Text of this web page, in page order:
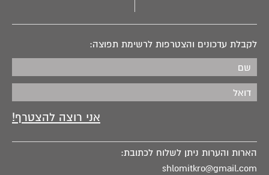
לקבלת עדכונים והצטרפות לרשימת תפוצה:
הארות והערות ניתן לשלוח לכתובת:
shlomitkro@gmail.com